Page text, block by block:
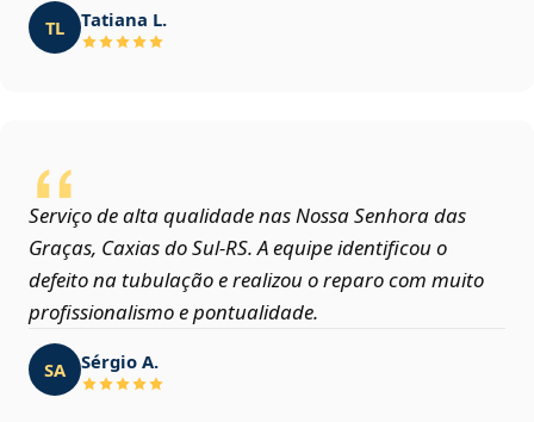
TL Tatiana L.
Serviço de alta qualidade nas Nossa Senhora das
Graças, Caxias do Sul‑RS. A equipe identificou o
defeito na tubulação e realizou o reparo com muito
profissionalismo e pontualidade.
SA Sérgio A.